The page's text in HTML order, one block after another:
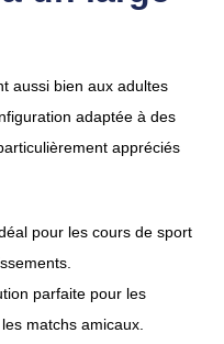
aussi bien aux adultes
adaptée à des
appréciés
pour les cours de sport
parfaite pour les
matchs amicaux.